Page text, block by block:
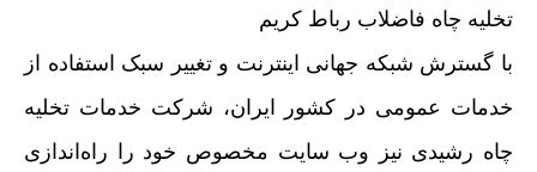
تخلیه چاه فاضلاب رباط کریم
با گسترش شبکه جهانی اینترنت و تغییر سبک استفاده از
خدمات عمومی در کشور ایران، شرکت خدمات تخلیه
چاه رشیدی نیز وب سایت مخصوص خود را راه‌اندازی